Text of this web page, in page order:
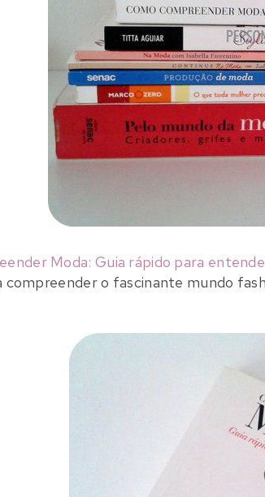
Moda: Guia rápido para
compreender o fascinante mundo